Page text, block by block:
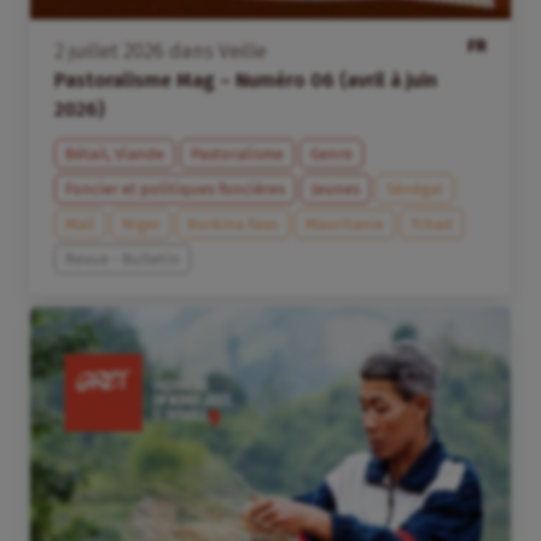
FR
juillet dans
Veille
Pastoralisme Mag – Numéro 06 (avril à juin
2026)
Bétail, Viande Pastoralisme
Genre
Foncier et politiques foncières
Jeunes
Sénégal
Mali
Niger Burkina Faso Mauritanie
Tchad